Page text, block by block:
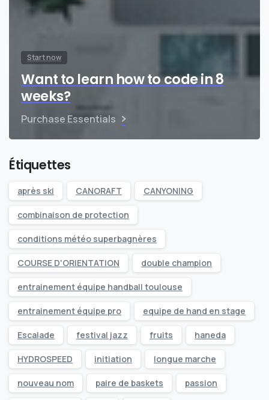
Start now
Want to learn how to code in 8
weeks?
Purchase Essentials
Étiquettes
après ski CANORAFT CANYONING
combinaison de protection
conditions météo superbagnères
COURSE D'ORIENTATION double champion
entrainement équipe handball toulouse
entrainement équipe pro equipe de hand en stage
Escalade festival jazz fruits haneda
HYDROSPEED initiation longue marche
nouveau nom paire de baskets passion